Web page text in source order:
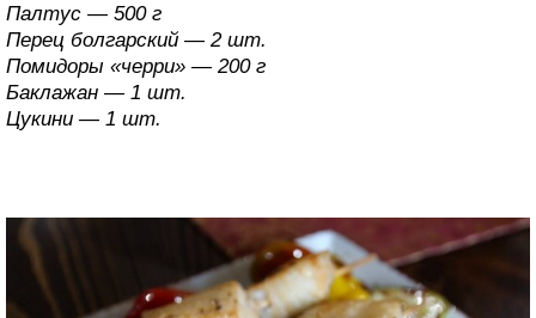
Палтус — 500 г
Перец болгарский — 2 шт.
Помидоры «черри» — 200 г
Баклажан — 1 шт.
Цукини — 1 шт.